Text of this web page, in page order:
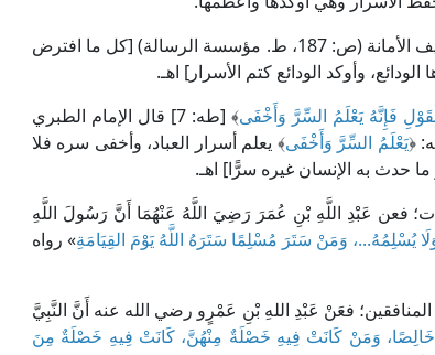
قال الإمام أبو البقاء الكفوي الحنفي في "الكليات" في تعريف الأمانة (ص: 187، ط. مؤسسة الرسالة) [كل ما افترض
وأوكد الودائع كتم الأسرار] اهـ.
فَإِنَّهُ يَعْلَمُ السِّرَّ وَأَخْفَى
﴾ [طه: 7] قال الإمام الطبري
يَعْلَمُ السِّرَّ وَأَخْفَى﴾ يعلم أسرار العباد، وأخفى سره فلا
حدث به الإنسان غيره سرًّا] اهـ.
فعن عَبْدِ اللَّهِ بْنِ عُمَرَ رَضِيَ اللَّهُ عَنْهُمَا أَنَّ رَسُولَ اللَّهِ
يُسْلِمُهُ...، وَمَنْ سَتَرَ مُسْلِمًا سَتَرَهُ اللَّهُ يَوْمَ القِيَامَةِ» رواه
فعَنْ عَبْدِ اللهِ بْنِ عَمْرٍو رضي الله عنه أَنَّ النَّبِيَّ
وَمَنْ كَانَتْ فِيهِ خَصْلَةٌ مِنْهُنَّ، كَانَتْ فِيهِ خَصْلَةٌ مِنَ